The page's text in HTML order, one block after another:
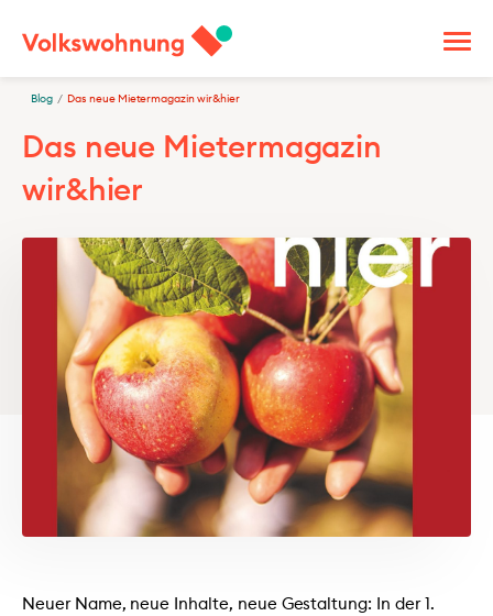
Blog / Das neue Mietermagazin wir&hier
Das neue Mietermagazin
wir&hier
Neuer Name, neue Inhalte, neue Gestaltung: In der 1.